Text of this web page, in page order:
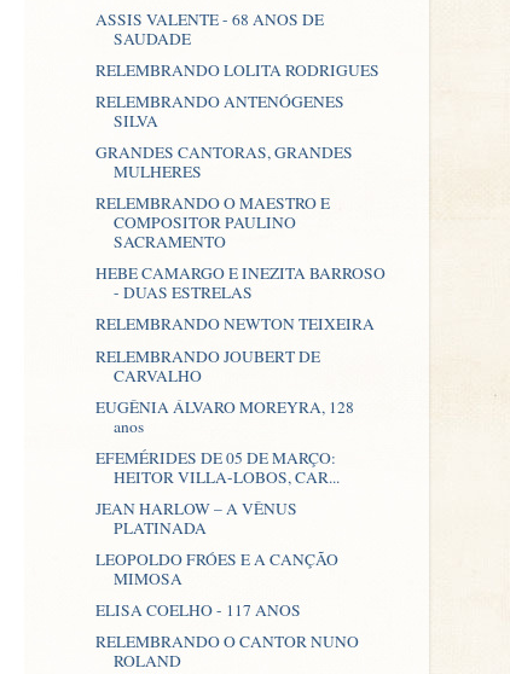
ASSIS VALENTE - 68 ANOS DE
SAUDADE
RELEMBRANDO LOLITA RODRIGUES
RELEMBRANDO ANTENÓGENES
SILVA
GRANDES CANTORAS, GRANDES
MULHERES
RELEMBRANDO O MAESTRO E
COMPOSITOR PAULINO
SACRAMENTO
HEBE CAMARGO E INEZITA BARROSO
- DUAS ESTRELAS
RELEMBRANDO NEWTON TEIXEIRA
RELEMBRANDO JOUBERT DE
CARVALHO
EUGÊNIA ÁLVARO MOREYRA, 128
anos
EFEMÉRIDES DE 05 DE MARÇO:
HEITOR VILLA-LOBOS, CAR...
JEAN HARLOW – A VÊNUS
PLATINADA
LEOPOLDO FRÓES E A CANÇÃO
MIMOSA
ELISA COELHO - 117 ANOS
RELEMBRANDO O CANTOR NUNO
ROLAND